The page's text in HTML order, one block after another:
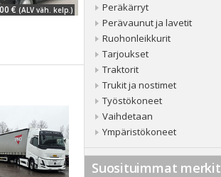
€ (ALV väh. kelp.)
Peräkärryt
Perävaunut ja lavetit
Ruohonleikkurit
Tarjoukset
Traktorit
Trukit ja nostimet
Työstökoneet
Vaihdetaan
Ympäristökoneet
Suosituimmat merkit